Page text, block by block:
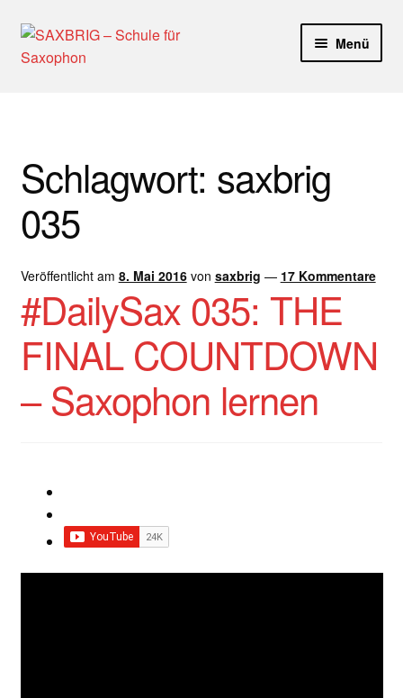
Zur
Navigation
Zum
Inhalt
Menü
Aktuelle Blog Artikel
ANMELDUNG
Dankeschön – Impro Basic Downloads (Youtube)
Datenschutz
INFOS
Kooperation/Partner
Schlagwort: saxbrig
035
Veröffentlicht am 8. Mai 2016 von saxbrig — 17 Kommentare
#DailySax 035: THE
FINAL COUNTDOWN
– Saxophon lernen